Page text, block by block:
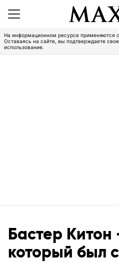
На информационном ресурсе применяются
Оставаясь на сайте, вы подтверждаете свое
использование.
Бастер Китон
который был